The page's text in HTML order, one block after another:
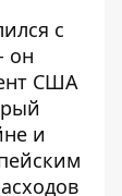
с
он
США
и